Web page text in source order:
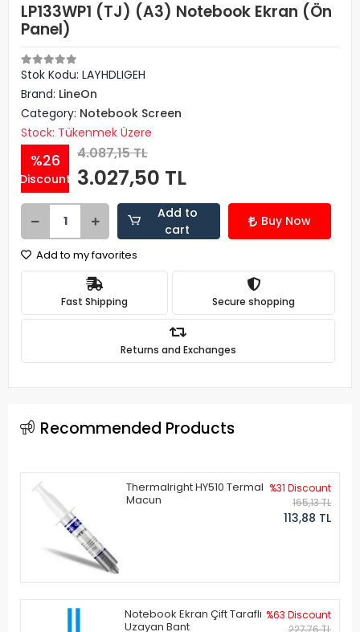
LP133WP1 (TJ) (A3) Notebook Ekran (Ön
Panel)
Stok Kodu: LAYHDLIGEH
Brand: LineOn
Category: Notebook Screen
Stock: Tükenmek Üzere
%26
Discount
4.087,15 TL
3.027,50 TL
Add to
cart
Buy Now
Add to my favorites
Fast Shipping Secure shopping
Returns and Exchanges
Recommended Products
Thermalright HY510 Termal
Macun
%31 Discount
165,13 TL
113,88 TL
Notebook Ekran Çift Taraflı
Uzayan Bant
%63 Discount
227,76 TL